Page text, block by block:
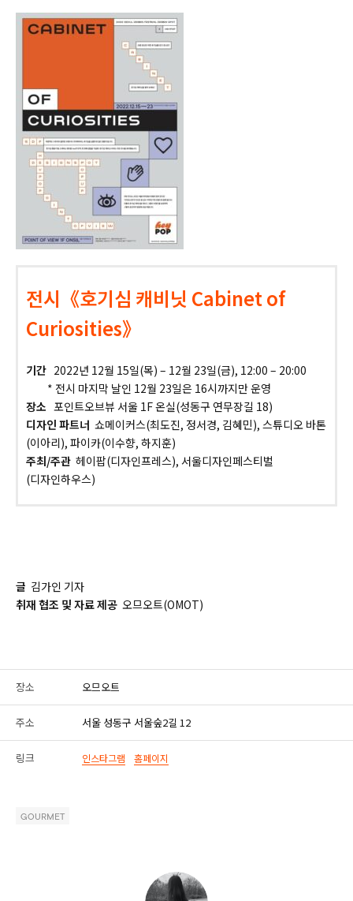
전시《호기심 캐비닛 Cabinet of
Curiosities》
기간 2022년 12월 15일(목) – 12월 23일(금), 12:00 – 20:00
* 전시 마지막 날인 12월 23일은 16시까지만 운영
장소 포인트오브뷰 서울 1F 온실(성동구 연무장길 18)
디자인 파트너 쇼메이커스(최도진, 정서경, 김혜민), 스튜디오 바톤
(이아리), 파이카(이수향, 하지훈)
주최/주관 헤이팝(디자인프레스), 서울디자인페스티벌
(디자인하우스)
글 김가인 기자
취재 협조 및 자료 제공 오므오트(OMOT)
장소 오므오트
주소 서울 성동구 서울숲2길 12
링크 인스타그램 홈페이지
GOURMET